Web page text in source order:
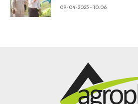
Biasa!
09-04-2025 - 10.06